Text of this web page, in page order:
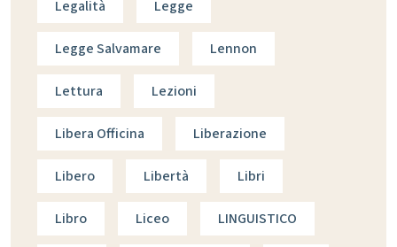
Legalità Legge
Legge Salvamare Lennon
Lettura Lezioni
Libera Officina Liberazione
Libero Libertà Libri
Libro Liceo LINGUISTICO